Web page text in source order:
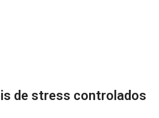
de stress controlados